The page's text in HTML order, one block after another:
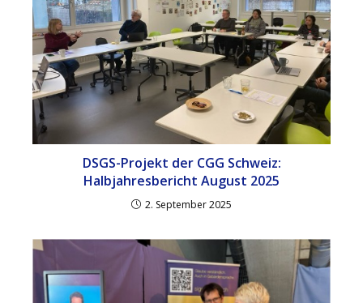
DSGS-Projekt der CGG Schweiz:
Halbjahresbericht August 2025
2. September 2025